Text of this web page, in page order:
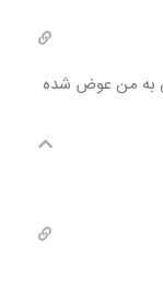
به من عوض شده